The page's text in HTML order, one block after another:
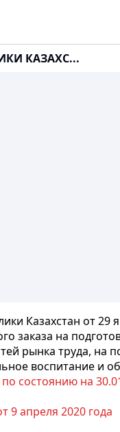
КАЗАХС...
Казахстан от 29
заказа на
рынка труда, на
воспитание и
по состоянию на
9 апреля 2020 года